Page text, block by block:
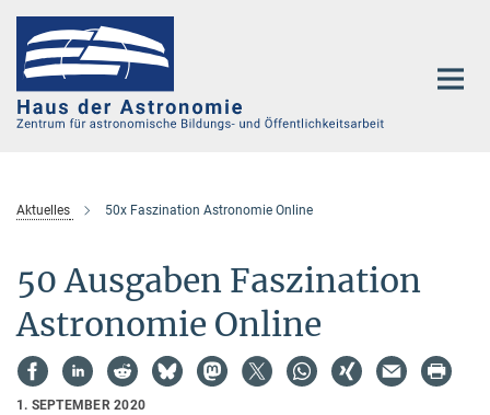
Hauptinhalt
Aktuelles 50x Faszination Astronomie Online
50 Ausgaben Faszination
Astronomie Online
1. SEPTEMBER 2020